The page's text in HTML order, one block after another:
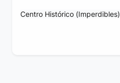
Centro Histórico (Imperdibles)